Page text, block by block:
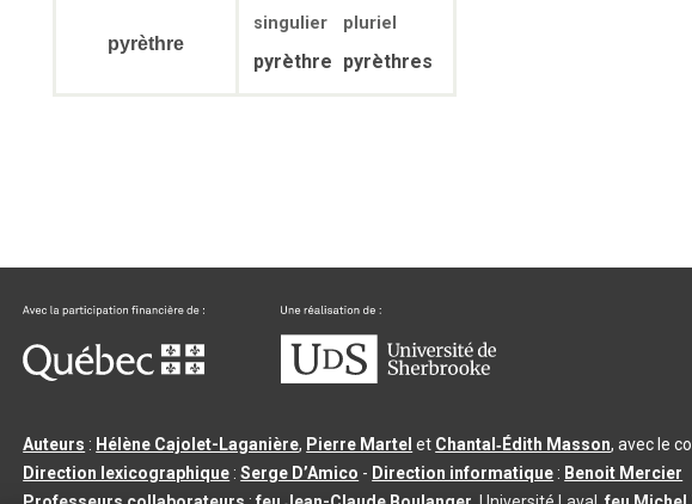
pyrèthre
singulier pluriel
pyrèthre pyrèthres
Auteurs : Hélène Cajolet-Laganière, Pierre Martel et Chantal‑Édith Masson, avec le
Direction lexicographique :Serge D’Amico - Direction informatique : Benoit Mercier